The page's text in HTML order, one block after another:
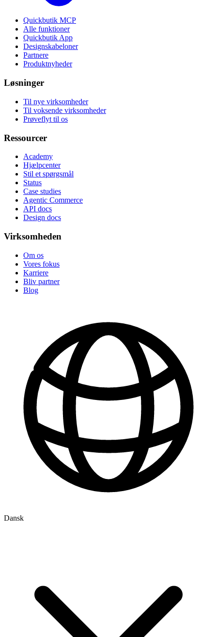
Quickbutik MCP
Alle funktioner
Quickbutik App
Designskabeloner
Partnere
Produktnyheder
Løsninger
Til nye virksomheder
Til voksende virksomheder
Prøveflyt til os
Ressourcer
Academy
Hjælpcenter
Stil et spørgsmål
Status
Case studies
Agentic Commerce
API docs
Design docs
Virksomheden
Om os
Vores fokus
Karriere
Bliv partner
Blog
Dansk